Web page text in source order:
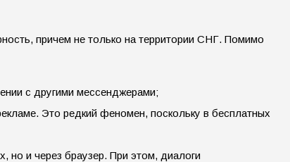
причем не только на территории СНГ. Помимо
с другими мессенджерами;
Это редкий феномен, поскольку в бесплатных
но и через браузер. При этом, диалоги